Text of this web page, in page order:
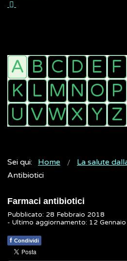
Sei qui: Home La salute
Antibiotici
Farmaci antibiotici
Pubblicato: 28 Febbraio 2018
- Ultimo aggiornamento: 12
f Condividi